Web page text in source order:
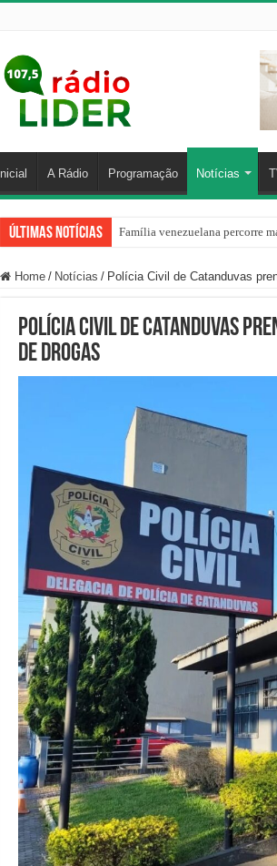
Inicial A Rádio Programação Notícias
Últimas Notícias Família venezuelana percorre
Home / Notícias / Polícia Civil de Catanduvas
Polícia Civil de Catanduvas
de drogas